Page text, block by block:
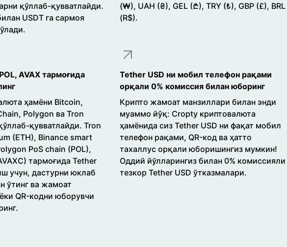
қўллаб-қувватлайди.
USDT га сармоя
(₩), UAH (₴), GEL (₾), TRY (₺), GBP (£), BRL
(R$).
AVAX тармоғида
ҳамёни Bitcoin,
Polygon ва Tron
қувватлайди. Tron
(ETH), Binance smart
PoS chain (POL),
тармоғида Tether
учун, дастурни юклаб
ўтинг ва жамоат
QR-кодни юборувчи
Tether USD ни мобил телефон рақами
орқали 0% комиссия билан юборинг
Крипто жамоат манзиллари билан энди
муаммо йўқ: Cropty криптовалюта
ҳамёнида сиз Tether USD ни фақат мобил
телефон рақами, QR-код ва ҳатто
тахаллус орқали юборишингиз мумкин!
Оддий йўлларингиз билан 0% комиссияли
тезкор Tether USD ўтказмалари.